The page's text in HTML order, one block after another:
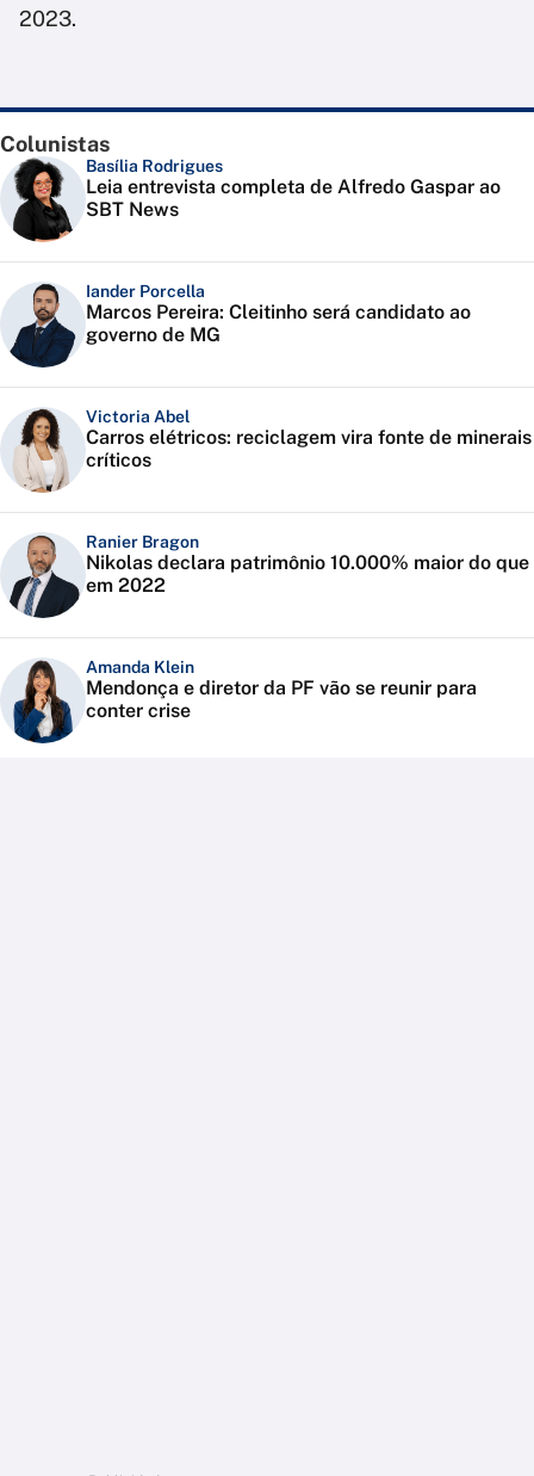
2023.
Colunistas
Basília Rodrigues
Leia entrevista completa de Alfredo Gaspar ao
SBT News
Iander Porcella
Marcos Pereira: Cleitinho será candidato ao
governo de MG
Victoria Abel
Carros elétricos: reciclagem vira fonte de minerais
críticos
Ranier Bragon
Nikolas declara patrimônio 10.000% maior do que
em 2022
Amanda Klein
Mendonça e diretor da PF vão se reunir para
conter crise